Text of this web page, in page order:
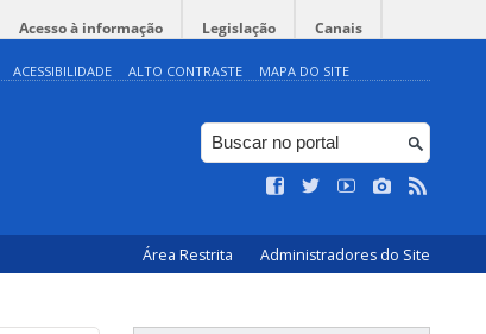
Acesso à informação Legislação Canais
ACESSIBILIDADE ALTO CONTRASTE MAPA DO SITE
Área Restrita Administradores do Site